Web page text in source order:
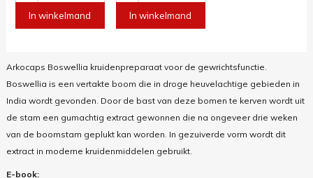
In winkelmand In winkelmand
Arkocaps Boswellia kruidenpreparaat voor de gewrichtsfunctie.
Boswellia is een vertakte boom die in droge heuvelachtige gebieden in
India wordt gevonden. Door de bast van deze bomen te kerven wordt uit
de stam een gumachtig extract gewonnen die na ongeveer drie weken
van de boomstam geplukt kan worden. In gezuiverde vorm wordt dit
extract in moderne kruidenmiddelen gebruikt.
E-book: